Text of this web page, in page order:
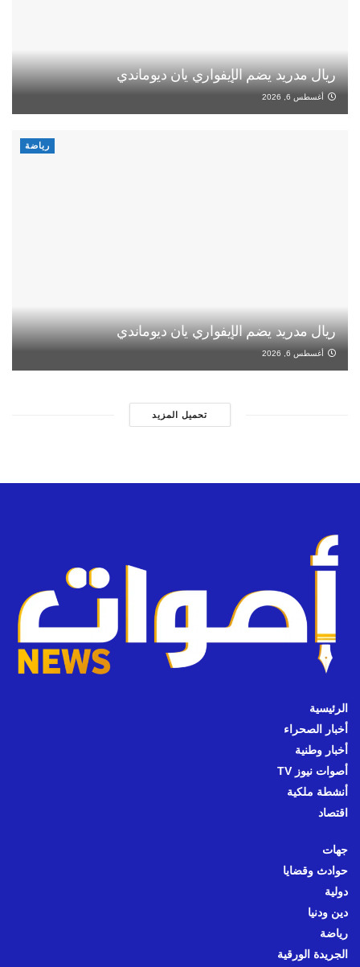
ريال مدريد يضم الإيفواري يان ديوماندي
أغسطس 6, 2026
رياضة
ريال مدريد يضم الإيفواري يان ديوماندي
أغسطس 6, 2026
تحميل المزيد
الرئيسية
أخبار الصحراء
أخبار وطنية
أصوات نيوز TV
أنشطة ملكية
اقتصاد
جهات
حوادث وقضايا
دولية
دين ودنيا
رياضة
الجريدة الورقية